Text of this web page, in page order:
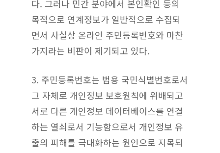
다. 그러나 민간 분야에서 본인확인 등의
목적으로 연계정보가 일반적으로 수집되
면서 사실상 온라인 주민등록번호와 마찬
가지라는 비판이 제기되고 있다.
3. 주민등록번호는 범용 국민식별번호로서
그 자체로 개인정보 보호원칙에 위배되고
서로 다른 개인정보 데이터베이스를 연결
하는 열쇠로서 기능함으로서 개인정보 유
출의 피해를 극대화하는 원인으로 지목되